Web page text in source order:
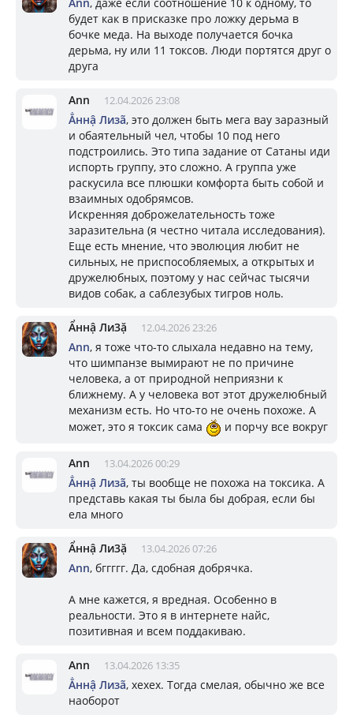
будет как в присказке про ложку дерьма в
бочке меда. На выходе получается бочка
дерьма, ну или 11 токсов. Люди портятся друг о
друга
Ann 12.04.2026 23:08
Ẳннậ Лизã, это должен быть мега вау заразный
и обаятельный чел, чтобы 10 под него
подстроились. Это типа задание от Сатаны иди
испорть группу, это сложно. А группа уже
раскусила все плюшки комфорта быть собой и
взаимных одобрямсов.
Искренняя доброжелательность тоже
заразительна (я честно читала исследования).
Еще есть мнение, что эволюция любит не
сильных, не приспособляемых, а открытых и
дружелюбных, поэтому у нас сейчас тысячи
видов собак, а саблезубых тигров ноль.
Ẩннậ Ли3ặ 12.04.2026 23:26
Ann, я тоже что-то слыхала недавно на тему,
что шимпанзе вымирают не по причине
человека, а от природной неприязни к
ближнему. А у человека вот этот дружелюбный
механизм есть. Но что-то не очень похоже. А
может, это я токсик сама
и порчу все вокруг
Ann 13.04.2026 00:29
Ẳннậ Лизã, ты вообще не похожа на токсика. А
представь какая ты была бы добрая, если бы
ела много
Ẩннậ Ли3ặ 13.04.2026 07:26
Ann, бггггг. Да, сдобная добрячка.
А мне кажется, я вредная. Особенно в
реальности. Это я в интернете найс,
позитивная и всем поддакиваю.
Ann 13.04.2026 13:35
Ẳннậ Лизã, хехех. Тогда смелая, обычно же все
наоборот